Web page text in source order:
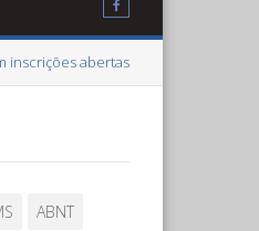
inscrições abertas
ABNT